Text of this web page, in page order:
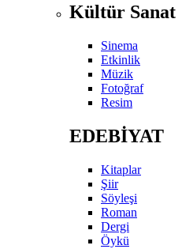
Kültür Sanat
Sinema
Etkinlik
Müzik
Fotoğraf
Resim
EDEBİYAT
Kitaplar
Şiir
Söyleşi
Roman
Dergi
Öykü